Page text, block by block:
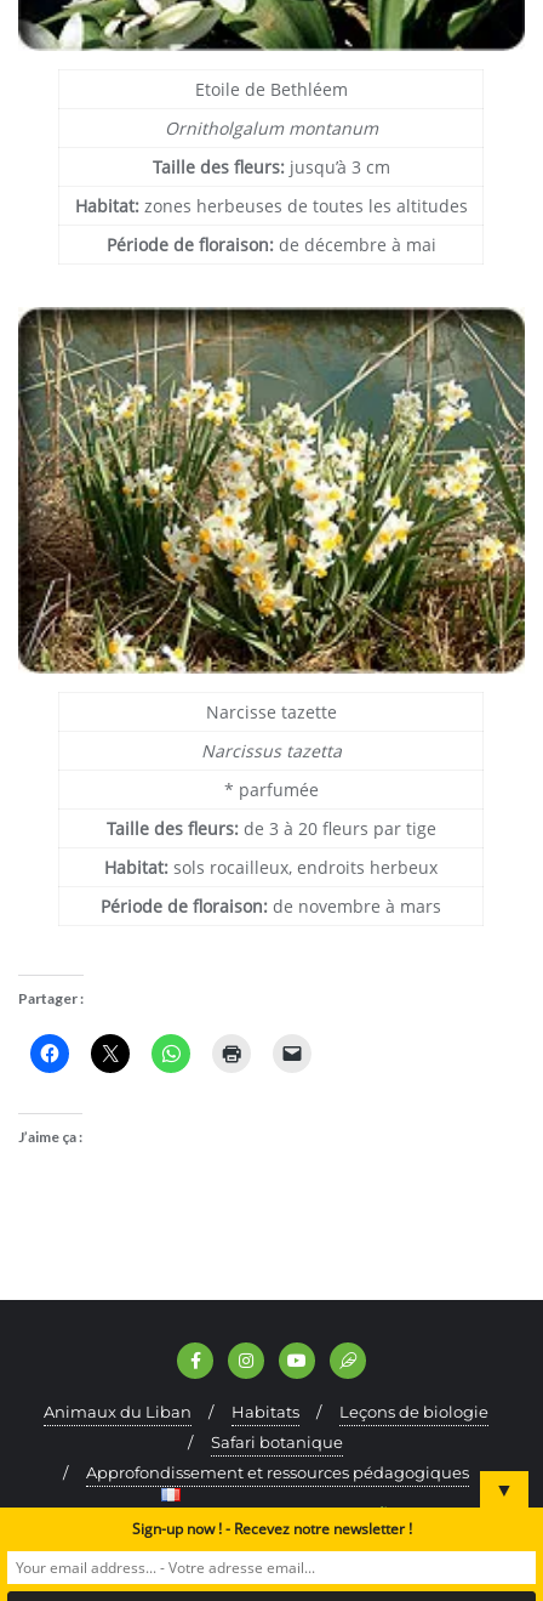
Etoile de Bethléem
Ornitholgalum montanum
Taille des fleurs: jusqu’à 3 cm
Habitat: zones herbeuses de toutes les altitudes
Période de floraison: de décembre à mai
Narcisse tazette
Narcissus tazetta
* parfumée
Taille des fleurs: de 3 à 20 fleurs par tige
Habitat:sols rocailleux, endroits herbeux
Période de floraison:de novembre à mars
Partager :
J’aime ça :
Animaux du Liban Habitats
Leçons de biologie
Safari botanique
Approfondissement et ressources pédagogiques
Copyright ©2024 A Rocha Lebanon. All rights reserved.
▼
Sign-up now ! - Recevez notre newsletter !